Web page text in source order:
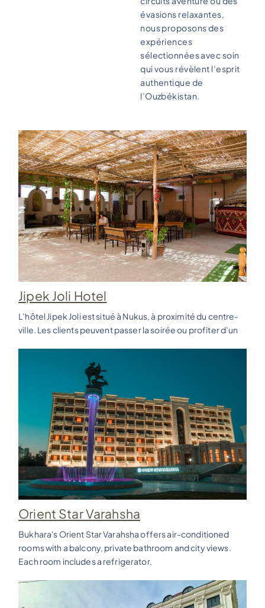
évasions relaxantes,
nous proposons des
expériences
sélectionnées avec soin
qui vous révèlent l’esprit
authentique de
l’Ouzbékistan.
Jipek Joli Hotel
L’hôtel Jipek Joli est situé à Nukus, à proximité du centre-
ville. Les clients peuvent passer la soirée ou profiter d’un
Orient Star Varahsha
Bukhara's Orient Star Varahsha offers air-conditioned
rooms with a balcony, private bathroom and city views.
Each room includes a refrigerator,